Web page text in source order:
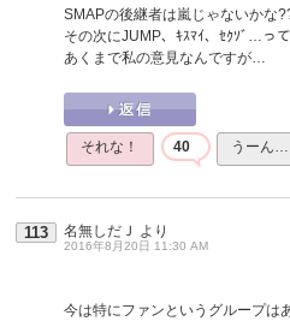
SMAPの後継者は嵐じゃないかな
その次にJUMP、ｷｽﾏｲ、ｾｸｿﾞ…っ
あくまで私の意見なんですが…
それな！ 40 うーん…
113 名無しだＪ より
2016年8月20日 11:30 AM
今は特にファンというグループは